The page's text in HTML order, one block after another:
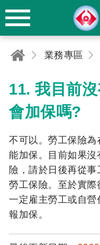
業務專區
11. 我目前
會加保嗎?
不可以。勞工保險
能加保。目前如果
險，請於日後再從
勞工保險。至於實
一定雇主勞工或自營
報加保。